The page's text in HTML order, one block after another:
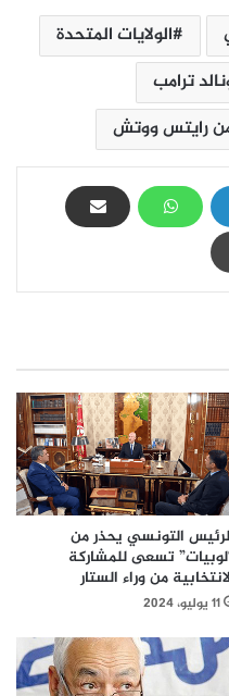
الولايات المتحدة
ترامب
رايتس ووتش
التونسي يحذر من
تسعى للمشاركة
من وراء الستار
11 يوليو، 2024